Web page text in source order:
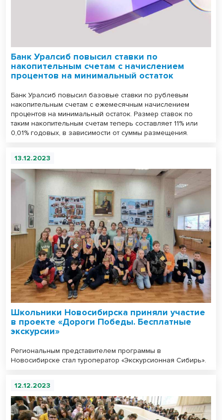
Банк Уралсиб повысил ставки по
накопительным счетам с начислением
процентов на минимальный остаток
Банк Уралсиб повысил базовые ставки по рублевым
накопительным счетам с ежемесячным начислением
процентов на минимальный остаток. Размер ставок по
таким накопительным счетам теперь составляет 11% или
0,01% годовых, в зависимости от суммы размещения.
13.12.2023
Школьники Новосибирска приняли участие
в проекте «Дороги Победы. Бесплатные
экскурсии»
Региональным представителем программы в
Новосибирске стал туроператор «Экскурсионная Сибирь».
12.12.2023